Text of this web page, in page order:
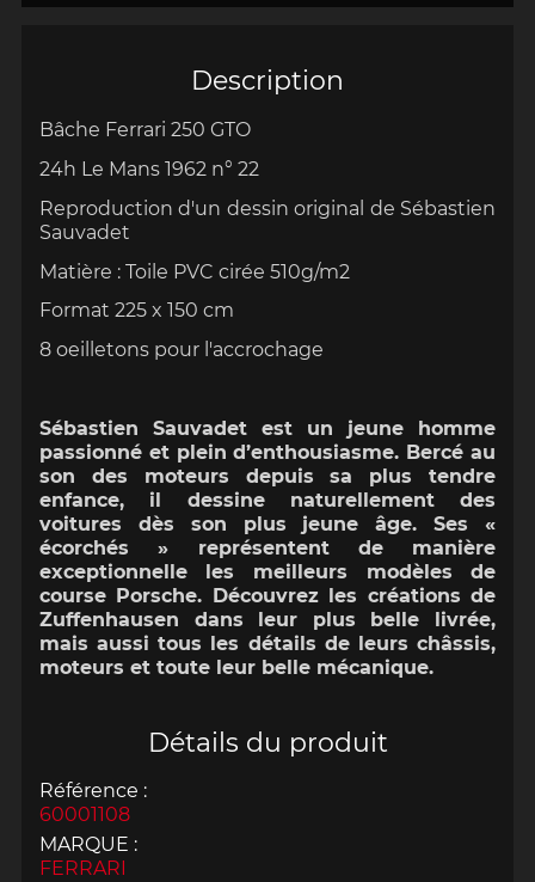
Description
Bâche Ferrari 250 GTO
24h Le Mans 1962 n° 22
Reproduction d'un dessin original de Sébastien
Sauvadet
Matière : Toile PVC cirée 510g/m2
Format 225 x 150 cm
8 oeilletons pour l'accrochage
Sébastien Sauvadet est un jeune homme
passionné et plein d’enthousiasme. Bercé au
son des moteurs depuis sa plus tendre
enfance, il dessine naturellement des
voitures dès son plus jeune âge. Ses «
écorchés » représentent de manière
exceptionnelle les meilleurs modèles de
course Porsche. Découvrez les créations de
Zuffenhausen dans leur plus belle livrée,
mais aussi tous les détails de leurs châssis,
moteurs et toute leur belle mécanique.
Détails du produit
Référence :
60001108
MARQUE :
FERRARI